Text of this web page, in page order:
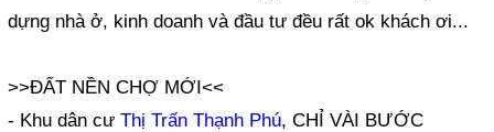
dựng nhà ở, kinh doanh và đầu tư đều rất ok khách ơi...
>>ĐẤT NỀN CHỢ MỚI<<
- Khu dân cưThị Trấn Thạnh Phú, CHỈ VÀI BƯỚC